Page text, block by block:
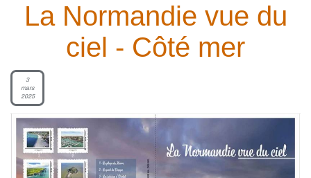
La Normandie vue du
ciel - Côté mer
3
mars
2025